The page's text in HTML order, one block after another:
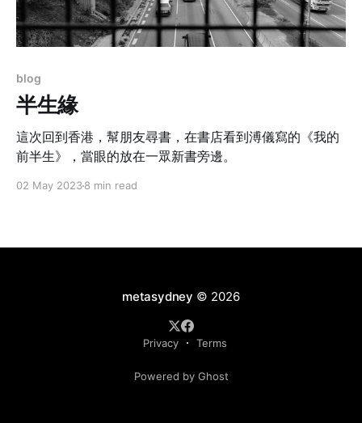
blog
半生緣
這次回到香港，幫朋友尋書，在書店看到溥儀寫的《我的
前半生》，當眼的放在一眾新書旁邊。
02 May 20238 min read
metasydney © 2026
Privacy Terms
Powered by Ghost